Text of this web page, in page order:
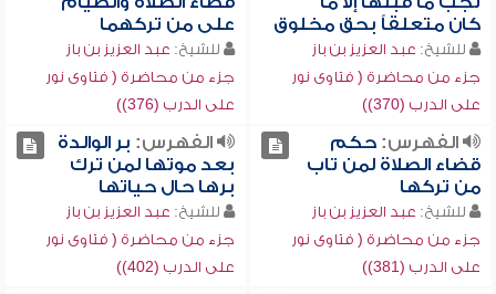
كان متعلقاً بحق مخلوق
للشيخ: عبد العزيز بن باز
جزء من محاضرة ( فتاوى نور
على الدرب (370))
على من تركهما
للشيخ: عبد العزيز بن باز
جزء من محاضرة ( فتاوى نور
على الدرب (376))
الفهرس:حكم
قضاء الصلاة لمن تاب
من تركها
للشيخ: عبد العزيز بن باز
جزء من محاضرة ( فتاوى نور
على الدرب (381))
الفهرس: بر الوالدة
بعد موتها لمن ترك
برها حال حياتها
للشيخ: عبد العزيز بن باز
جزء من محاضرة ( فتاوى نور
على الدرب (402))